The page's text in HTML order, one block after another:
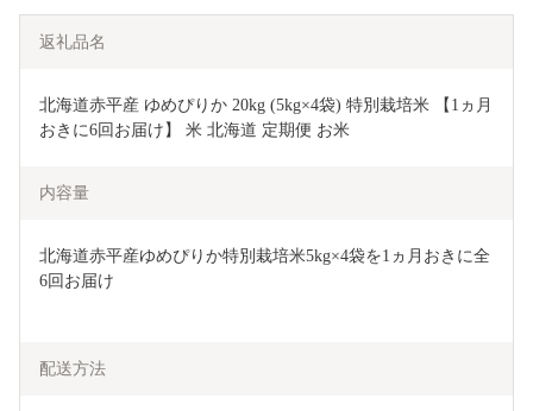
返礼品名
北海道赤平産 ゆめぴりか 20kg (5kg×4袋) 特別栽培米 【1ヵ月
おきに6回お届け】 米 北海道 定期便 お米
内容量
北海道赤平産ゆめぴりか特別栽培米5kg×4袋を1ヵ月おきに全
6回お届け
配送方法